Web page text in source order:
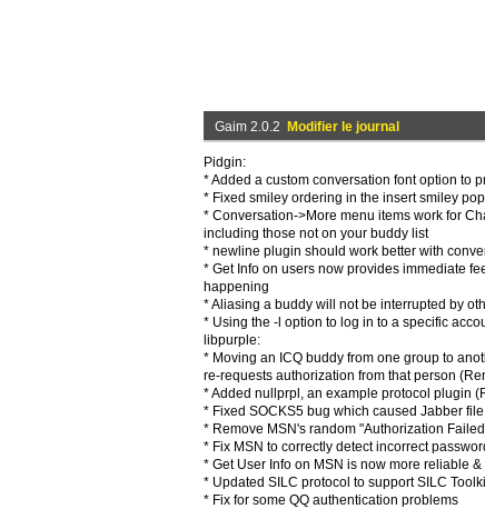
Gaim 2.0.2 Modifier le journal
Pidgin:
* Added a custom conversation font option to
* Fixed smiley ordering in the insert smiley
* Conversation->More menu items work for
including those not on your buddy list
* newline plugin should work better with
* Get Info on users now provides immediate
happening
* Aliasing a buddy will not be interrupted by
* Using the -l option to log in to a specific
libpurple:
* Moving an ICQ buddy from one group to
re-requests authorization from that person
* Added nullprpl, an example protocol plugin
* Fixed SOCKS5 bug which caused Jabber file
* Remove MSN's random "Authorization
* Fix MSN to correctly detect incorrect
* Get User Info on MSN is now more reliable &
* Updated SILC protocol to support SILC
* Fix for some QQ authentication problems